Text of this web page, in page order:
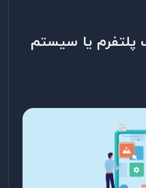
پلتفرم یا سیستم